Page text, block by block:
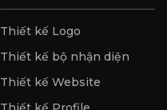
Thiết kế Logo
Thiết kế bộ nhận diện
Thiết kế Website